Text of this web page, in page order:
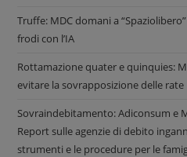
Truffe: MDC domani a
frodi con l’IA
Rottamazione quater e quinquies:
evitare la sovrapposizione delle rate
Sovraindebitamento: Adiconsum e
Report sulle agenzie di debito
strumenti e le procedure per le